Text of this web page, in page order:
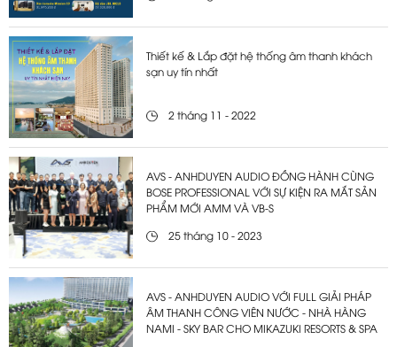
Thiết kế & Lắp đặt hệ thống âm thanh khách
sạn uy tín nhất
2 tháng 11 - 2022
AVS - ANHDUYEN AUDIO ĐỒNG HÀNH CÙNG
BOSE PROFESSIONAL VỚI SỰ KIỆN RA MẮT SẢN
PHẨM MỚI AMM VÀ VB-S
25 tháng 10 - 2023
AVS - ANHDUYEN AUDIO VỚI FULL GIẢI PHÁP
ÂM THANH CÔNG VIÊN NƯỚC - NHÀ HÀNG
NAMI - SKY BAR CHO MIKAZUKI RESORTS & SPA